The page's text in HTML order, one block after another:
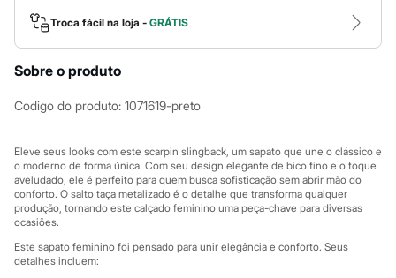
Relógios
Calçados
Botas
Chinelos
Rasteirinhas
Sandálias
Sapatilhas
Marcas
City
Clock House
Mindset
Sawary
Yessica
Moda esportiva
Acessórios
Troca fácil na loja - GRÁTIS
Sobre o produto
Codigo do produto: 1071619-preto
Eleve seus looks com este scarpin slingback, um sapato que une o clássico e
o moderno de forma única. Com seu design elegante de bico fino e o toque
aveludado, ele é perfeito para quem busca sofisticação sem abrir mão do
conforto. O salto taça metalizado é o detalhe que transforma qualquer
produção, tornando este calçado feminino uma peça-chave para diversas
ocasiões.
Este sapato feminino foi pensado para unir elegância e conforto. Seus
detalhes incluem: